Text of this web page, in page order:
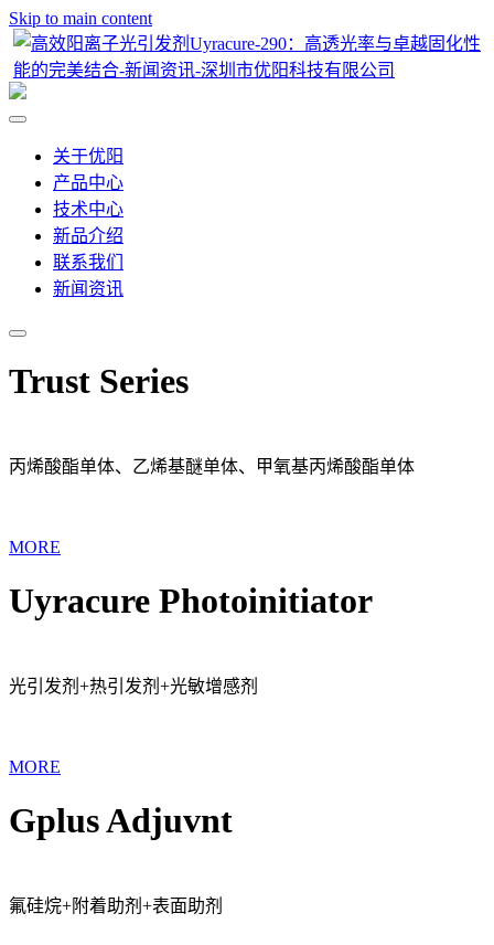
Skip to main content
关于优阳
产品中心
技术中心
新品介绍
联系我们
新闻资讯
Trust Series
丙烯酸酯单体、乙烯基醚单体、甲氧基丙烯酸酯单体
MORE
Uyracure Photoinitiator
光引发剂+热引发剂+光敏增感剂
MORE
Gplus Adjuvnt
氟硅烷+附着助剂+表面助剂